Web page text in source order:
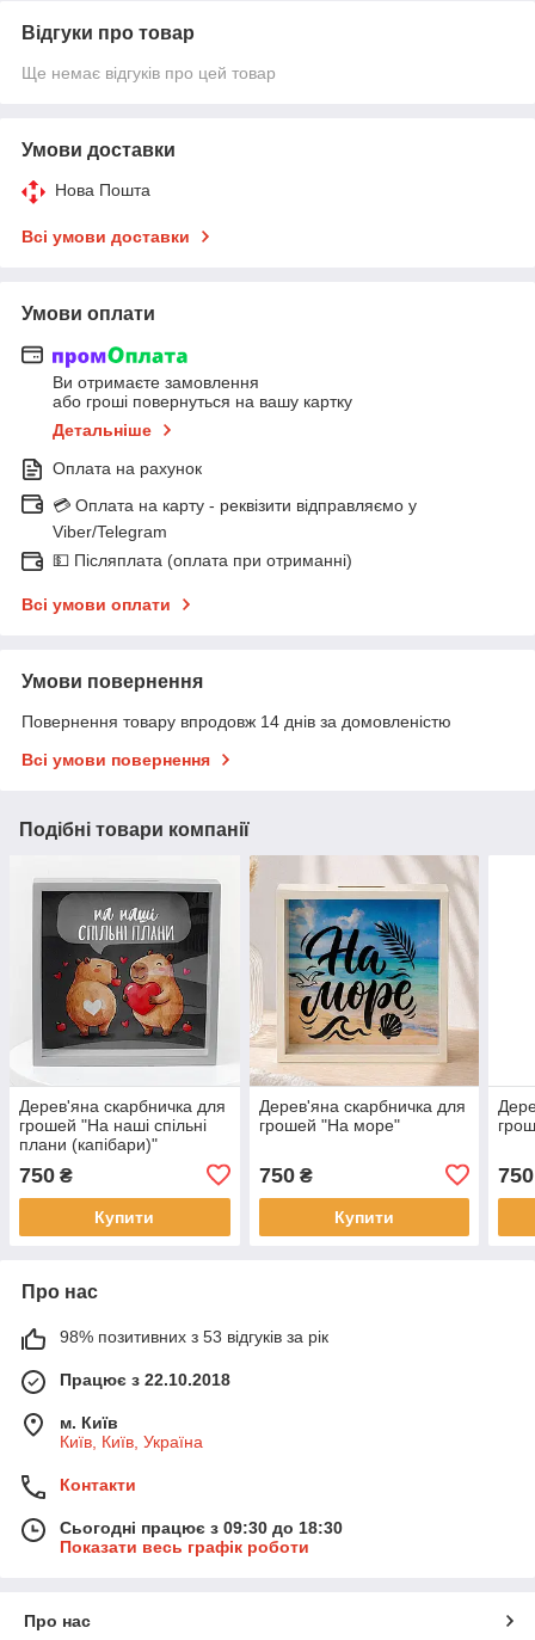
Відгуки про товар
Ще немає відгуків про цей товар
Умови доставки
Нова Пошта
Всі умови доставки
Умови оплати
Ви отримаєте замовлення
або гроші повернуться на вашу картку
Детальніше
Оплата на рахунок
💳 Оплата на карту - реквізити відправляємо у
Viber/Telegram
💵 Післяплата (оплата при отриманні)
Всі умови оплати
Умови повернення
Повернення товару впродовж 14 днів за домовленістю
Всі умови повернення
Подібні товари компанії
Дерев'яна скарбничка для
грошей "На наші спільні
плани (капібари)"
750 ₴
Купити
Дерев'яна скарбничка для
грошей "На море"
750₴
Купити
750
Про нас
98% позитивних з 53 відгуків за рік
Працює з 22.10.2018
м. Київ
Київ, Київ, Україна
Контакти
Сьогодні працює з 09:30 до 18:30
Показати весь графік роботи
Про нас